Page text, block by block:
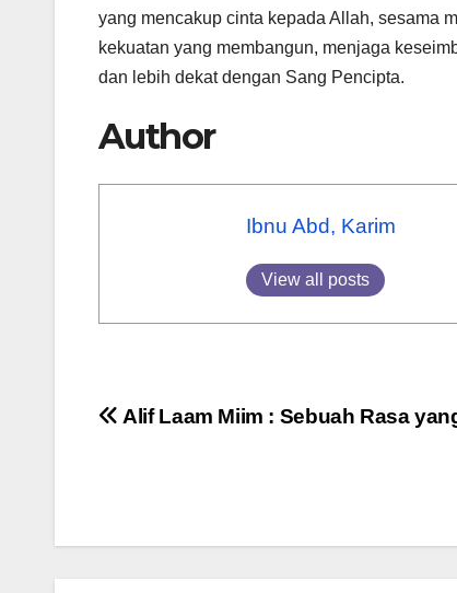
yang mencakup cinta kepada Allah, sesama
kekuatan yang membangun, menjaga
dan lebih dekat dengan Sang Pencipta.
Author
Ibnu Abd, Karim
View all posts
Post
Alif Laam Miim : Sebuah Rasa